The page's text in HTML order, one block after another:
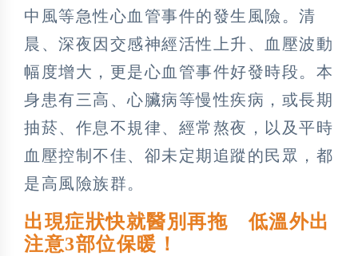
中風等急性心血管事件的發生風險。清
晨、深夜因交感神經活性上升、血壓波動
幅度增大，更是心血管事件好發時段。本
身患有三高、心臟病等慢性疾病，或長期
抽菸、作息不規律、經常熬夜，以及平時
血壓控制不佳、卻未定期追蹤的民眾，都
是高風險族群。
出現症狀快就醫別再拖 低溫外出
注意3部位保暖！